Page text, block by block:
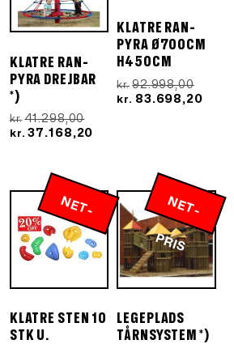
KLATRE RAN-
PYRA DREJBAR
*)
kr. 41.298,00Den
oprindelige
kr.41.298,00.
kr. 37.168,20
kr.37.168,20.
KLATRE RAN-
PYRA Ø700CM
H450CM
kr. 92.998,00Den
kr. 83.698,20Den
N
E
T
-
P
R
IS
KLATRE STEN 10
STK U.
N
E
T
-
P
R
IS
LEGEPLADS
TÅRNSYSTEM *)